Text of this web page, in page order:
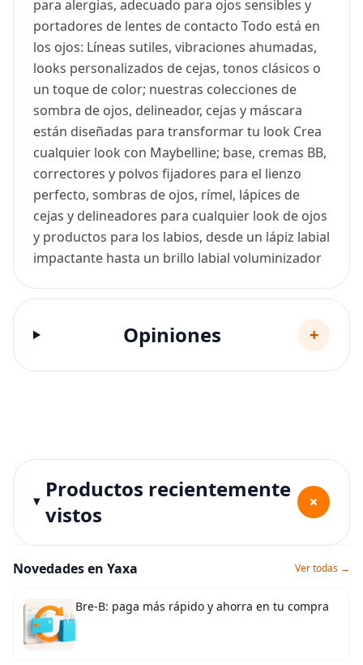
para alergias, adecuado para ojos sensibles y
portadores de lentes de contacto Todo está en
los ojos: Líneas sutiles, vibraciones ahumadas,
looks personalizados de cejas, tonos clásicos o
un toque de color; nuestras colecciones de
sombra de ojos, delineador, cejas y máscara
están diseñadas para transformar tu look Crea
cualquier look con Maybelline; base, cremas BB,
correctores y polvos fijadores para el lienzo
perfecto, sombras de ojos, rímel, lápices de
cejas y delineadores para cualquier look de ojos
y productos para los labios, desde un lápiz labial
impactante hasta un brillo labial voluminizador
Opiniones +
Productos recientemente
vistos
+
Novedades en Yaxa Ver todas →
Bre-B: paga más rápido y ahorra en tu compra